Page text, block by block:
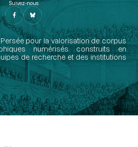
Suivez-nous
pour la valorisation de corpus
numérisés construits en
de recherche et des institutions